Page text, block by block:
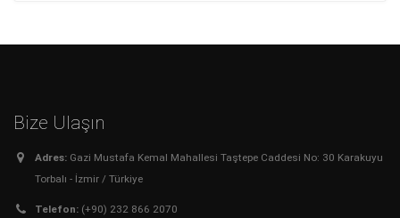
Bize Ulaşın
Adres: Gazi Mustafa Kemal Mahallesi Taştepe Caddesi No: 30 Karakuyu
Torbalı - İzmir / Türkiye
Telefon: (+90) 232 866 2070